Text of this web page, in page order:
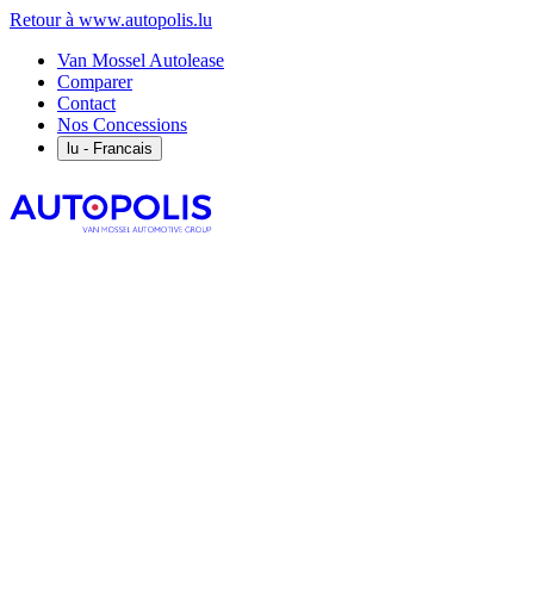
Retour à www.autopolis.lu
Van Mossel Autolease
Comparer
Contact
Nos Concessions
lu - Francais